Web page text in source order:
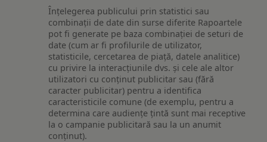
Înțelegerea publicului prin statistici sau
combinații de date din surse diferite Rapoartele
pot fi generate pe baza combinației de seturi de
date (cum ar fi profilurile de utilizator,
statisticile, cercetarea de piață, datele analitice)
cu privire la interacțiunile dvs. și cele ale altor
utilizatori cu conținut publicitar sau (fără
caracter publicitar) pentru a identifica
caracteristicile comune (de exemplu, pentru a
determina care audiențe țintă sunt mai receptive
la o campanie publicitară sau la un anumit
conținut).